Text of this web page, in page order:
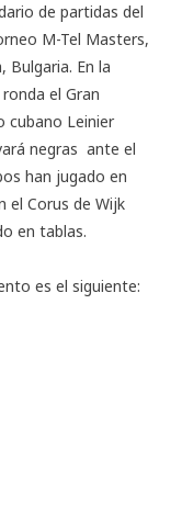
de partidas del
M-Tel Masters,
Bulgaria. En la
el Gran
cubano Leinier
negras ante el
han jugado en
el Corus de Wijk
en tablas.
es el siguiente: